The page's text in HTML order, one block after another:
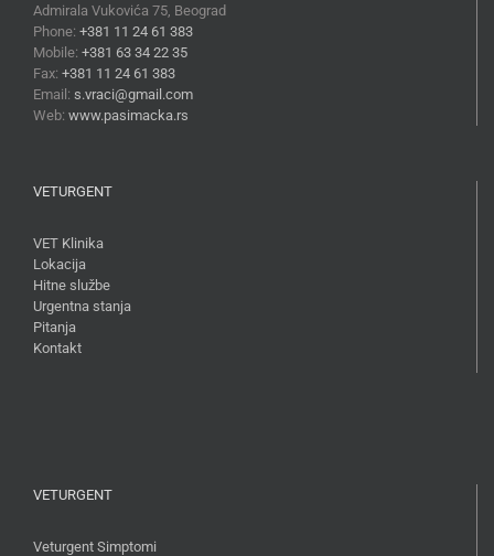
Admirala Vukovića 75, Beograd
Phone: +381 11 24 61 383
Mobile: +381 63 34 22 35
Fax: +381 11 24 61 383
Email: s.vraci@gmail.com
Web: www.pasimacka.rs
VETURGENT
VET Klinika
Lokacija
Hitne službe
Urgentna stanja
Pitanja
Kontakt
VETURGENT
Veturgent Simptomi